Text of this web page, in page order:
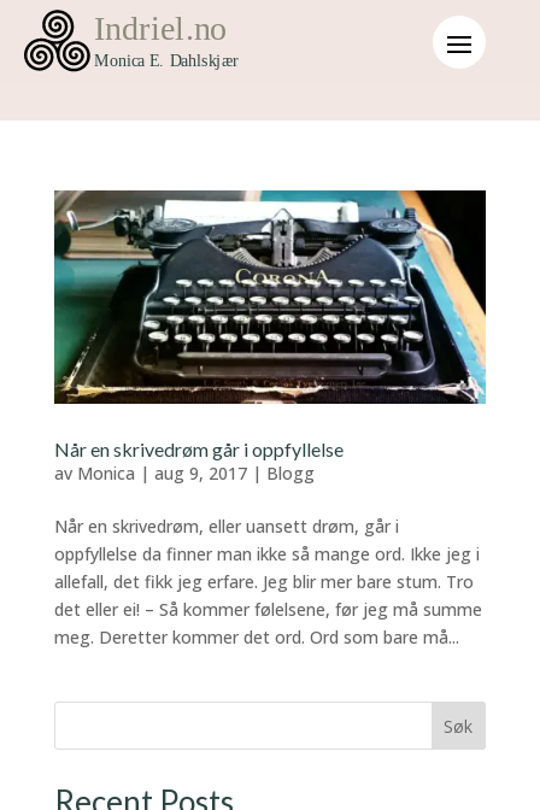
Når en skrivedrøm går i oppfyllelse
av Monica | aug 9, 2017| Blogg
Når en skrivedrøm, eller uansett drøm, går i
oppfyllelse da finner man ikke så mange ord. Ikke jeg i
allefall, det fikk jeg erfare. Jeg blir mer bare stum. Tro
det eller ei! – Så kommer følelsene, før jeg må summe
meg. Deretter kommer det ord. Ord som bare må...
Søk
Recent Posts